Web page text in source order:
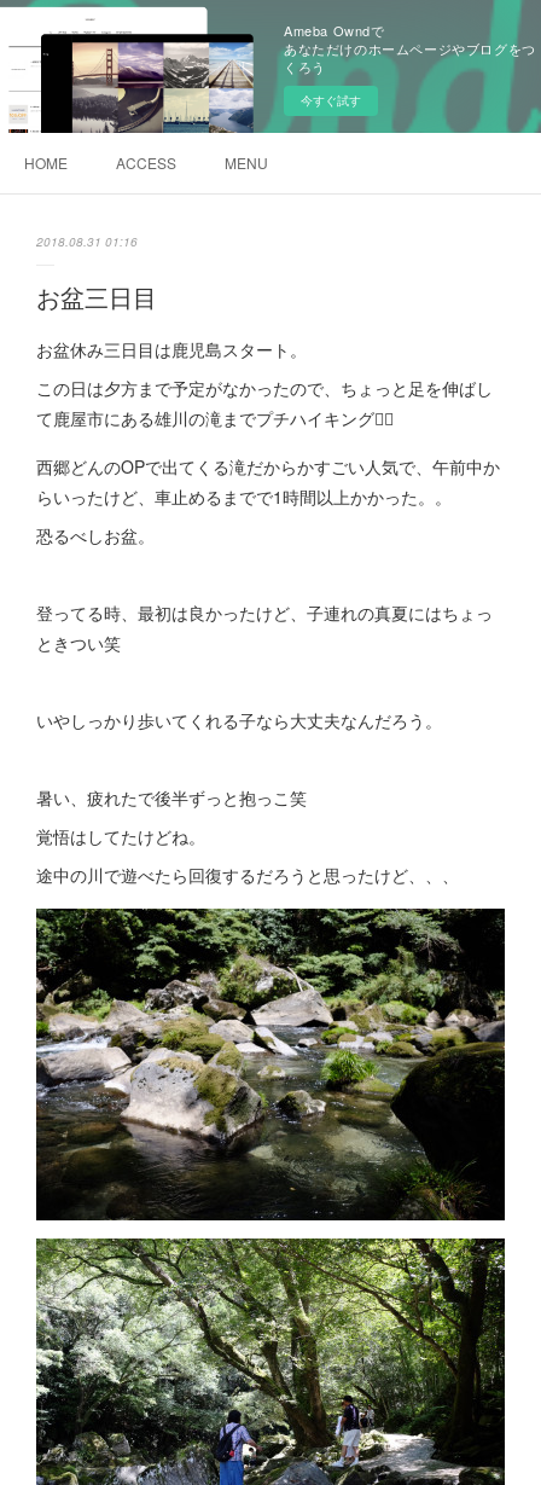
Ameba Owndで
あなただけのホームページやブログをつ
くろう
今すぐ試す
HOME ACCESS MENU
2018.08.31 01:16
お盆三日目
お盆休み三日目は鹿児島スタート。
この日は夕方まで予定がなかったので、ちょっと足を伸ばし
て鹿屋市にある雄川の滝までプチハイキング🚶‍♂️
西郷どんのOPで出てくる滝だからかすごい人気で、午前中か
らいったけど、車止めるまでで1時間以上かかった。。
恐るべしお盆。
登ってる時、最初は良かったけど、子連れの真夏にはちょっ
ときつい笑
いやしっかり歩いてくれる子なら大丈夫なんだろう。
暑い、疲れたで後半ずっと抱っこ笑
覚悟はしてたけどね。
途中の川で遊べたら回復するだろうと思ったけど、、、